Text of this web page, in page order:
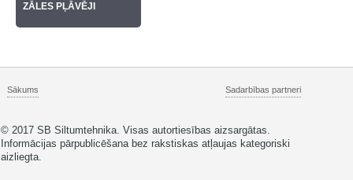
ZĀLES PĻĀVĒJI
Sākums Sadarbības partneri
© 2017 SB Siltumtehnika. Visas autortiesības aizsargātas.
Informācijas pārpublicēšana bez rakstiskas atļaujas kategoriski
aizliegta.